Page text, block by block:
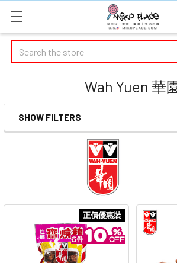
Search
Wah Yuen 華
Sidebar
SHOW FILTERS
正價優惠裝